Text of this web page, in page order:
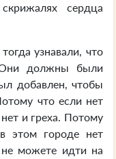
сердца
узнавали, что
Они должны были
добавлен, чтобы
что если нет
и греха. Потому
этом городе нет
можете идти на